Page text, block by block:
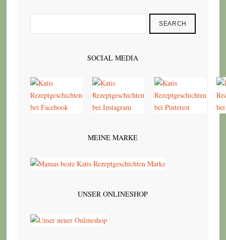
SEARCH
SOCIAL MEDIA
MEINE MARKE
UNSER ONLINESHOP